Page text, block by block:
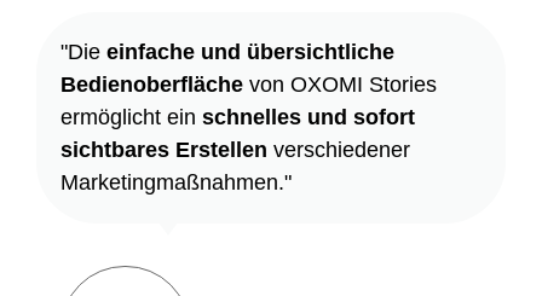
"Die einfache und übersichtliche
Bedienoberfläche von OXOMI Stories
ermöglicht ein schnelles und sofort
sichtbares Erstellen verschiedener
Marketingmaßnahmen."